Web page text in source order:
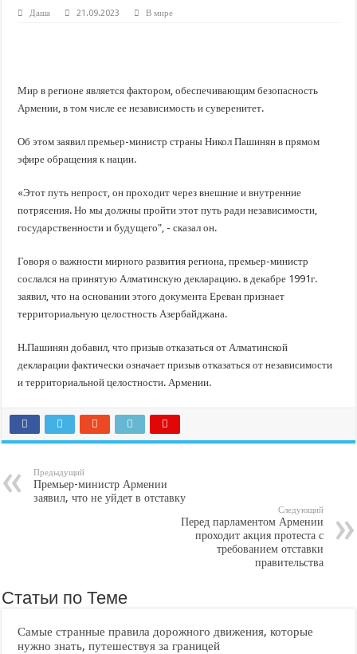
Даша 21.09.2023 В мире
Мир в регионе является фактором, обеспечивающим безопасность
Армении, в том числе ее независимость и суверенитет.
Об этом заявил премьер-министр страны Никол Пашинян в прямом
эфире обращения к нации.
«Этот путь непрост, он проходит через внешние и внутренние
потрясения. Но мы должны пройти этот путь ради независимости,
государственности и будущего", - сказал он.
Говоря о важности мирного развития региона, премьер-министр
сослался на принятую Алматинскую декларацию. в декабре 1991г.
заявил, что на основании этого документа Ереван признает
территориальную целостность Азербайджана.
Н.Пашинян добавил, что призыв отказаться от Алматинской
декларации фактически означает призыв отказаться от независимости
и территориальной целостности. Армении.
Предыдущий
Премьер-министр Армении
заявил, что не уйдет в отставку
Следующий
Перед парламентом Армении
проходит акция протеста с
требованием отставки
правительства
Статьи по Теме
Самые странные правила дорожного движения, которые
нужно знать, путешествуя за границей